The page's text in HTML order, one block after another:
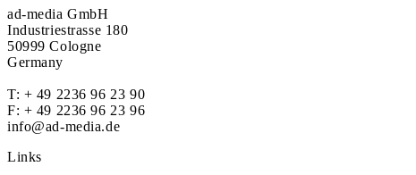
ad-media GmbH
Industriestrasse 180
50999 Cologne
Germany
T: + 49 2236 96 23 90
F: + 49 2236 96 23 96
info@ad-media.de
Links